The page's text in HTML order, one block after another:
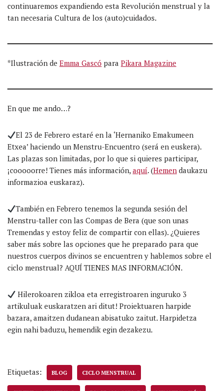
continuaremos expandiendo esta Revolución menstrual y la
tan necesaria Cultura de los (auto)cuidados.
*Ilustración de Emma Gascó para Pikara Magazine
En que me ando…?
El 23 de Febrero estaré en la ‘Hernaniko Emakumeen
Etxea’ haciendo un Menstru-Encuentro (será en euskera).
Las plazas son limitadas, por lo que si quieres participar,
¡cooooorre! Tienes más información, aquí. (Hemen daukazu
informazioa euskaraz).
También en Febrero tenemos la segunda sesión del
Menstru-taller con las Compas de Bera (que son unas
Tremendas y estoy feliz de compartir con ellas). ¿Quieres
saber más sobre las opciones que he preparado para que
nuestros cuerpos divinos se encuentren y hablemos sobre el
ciclo menstrual? AQUÍ TIENES MAS INFORMACIÓN.
Hilerokoaren zikloa eta erregistroaren inguruko 3
artikuluak euskaratzen ari ditut! Proiektuaren harpide
bazara, amaitzen dudanean abisatuko zaitut. Harpidetza
egin nahi baduzu, hemendik egin dezakezu.
Etiquetas: BLOG CICLO MENSTRUAL